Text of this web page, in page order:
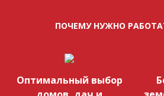
ПОЧЕМУ НУЖНО
Оптимальный выбор